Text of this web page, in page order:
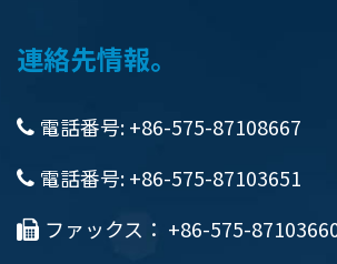
連絡先情報。
電話番号: +86-575-87108667
電話番号: +86-575-87103651
ファックス： +86-575-